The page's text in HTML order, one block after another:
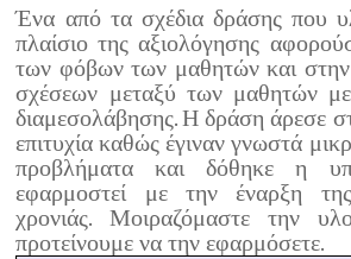
Ένα από τα σχέδια δράσης που
πλαίσιο της αξιολόγησης
των φόβων των μαθητών και
σχέσεων μεταξύ των μαθητών
διαμεσολάβησης. Η δράση άρεσε
επιτυχία καθώς έγιναν γνωστά
προβλήματα και δόθηκε η
εφαρμοστεί με την έναρξη
χρονιάς. Μοιραζόμαστε την
προτείνουμε να την εφαρμόσετε.